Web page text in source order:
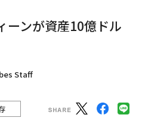
ーンが資産10億ドル
Staff